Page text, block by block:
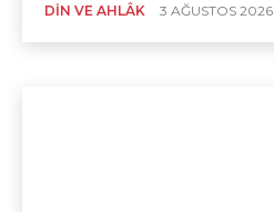
DIN VE AHLÂK 3 AĞUSTOS 2026